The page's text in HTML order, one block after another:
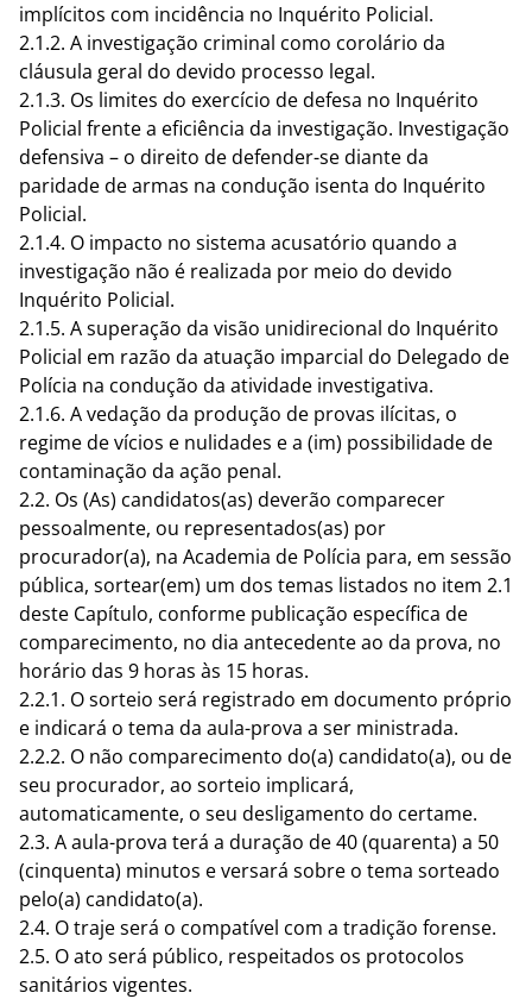
implícitos com incidência no Inquérito Policial.
2.1.2. A investigação criminal como corolário da
cláusula geral do devido processo legal.
2.1.3. Os limites do exercício de defesa no Inquérito
Policial frente a eficiência da investigação. Investigação
defensiva – o direito de defender-se diante da
paridade de armas na condução isenta do Inquérito
Policial.
2.1.4. O impacto no sistema acusatório quando a
investigação não é realizada por meio do devido
Inquérito Policial.
2.1.5. A superação da visão unidirecional do Inquérito
Policial em razão da atuação imparcial do Delegado de
Polícia na condução da atividade investigativa.
2.1.6. A vedação da produção de provas ilícitas, o
regime de vícios e nulidades e a (im) possibilidade de
contaminação da ação penal.
2.2. Os (As) candidatos(as) deverão comparecer
pessoalmente, ou representados(as) por
procurador(a), na Academia de Polícia para, em sessão
pública, sortear(em) um dos temas listados no item 2.1
deste Capítulo, conforme publicação específica de
comparecimento, no dia antecedente ao da prova, no
horário das 9 horas às 15 horas.
2.2.1. O sorteio será registrado em documento próprio
e indicará o tema da aula-prova a ser ministrada.
2.2.2. O não comparecimento do(a) candidato(a), ou de
seu procurador, ao sorteio implicará,
automaticamente, o seu desligamento do certame.
2.3. A aula-prova terá a duração de 40 (quarenta) a 50
(cinquenta) minutos e versará sobre o tema sorteado
pelo(a) candidato(a).
2.4. O traje será o compatível com a tradição forense.
2.5. O ato será público, respeitados os protocolos
sanitários vigentes.